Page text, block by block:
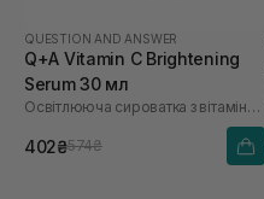
QUESTION AND ANSWER
Q+A Vitamin C Brightening
Serum 30 мл
Освітлююча сироватка з вітаміном C
402₴574₴